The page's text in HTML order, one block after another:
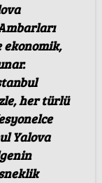
her türlü
Yalova